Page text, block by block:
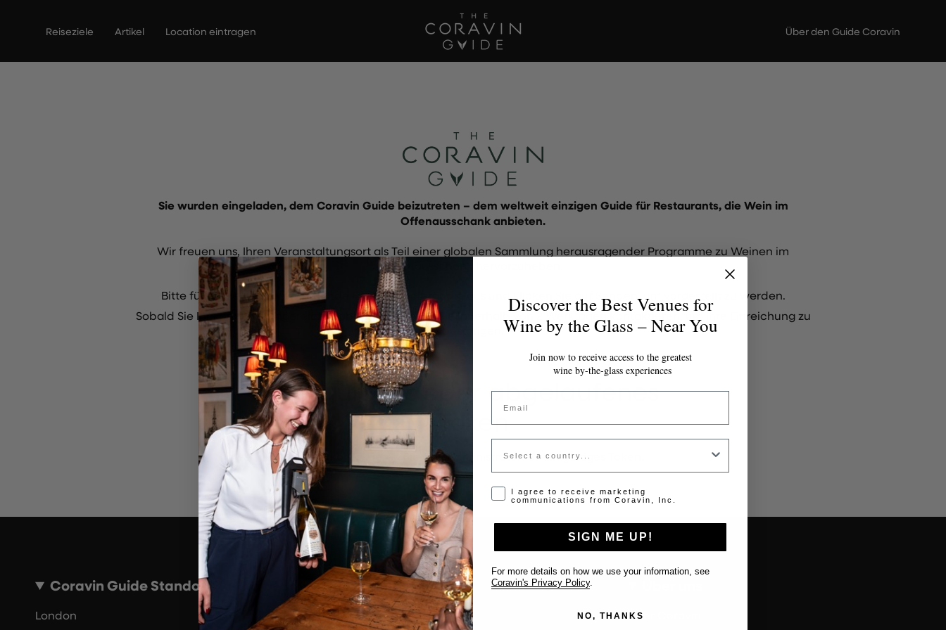
Reiseziele Artikel Location eintragen Über den Guide Coravin
Sie wurden eingeladen, dem Coravin Guide beizutreten – dem weltweit einzigen Guide für Restaurants, die Wein im
Offenausschank anbieten.
Wir freuen uns, Ihren Veranstaltungsort als Teil einer globalen Sammlung herausragender Programme zu Weinen im
Offenausschank hervorzuheben.
Bitte füllen Sie das untenstehende Formular vollständig aus und klicken Sie auf Senden, um vorgestellt zu werden.
Sobald Sie Ihr Formular eingereicht haben, werden wir Sie innerhalb von 2 Werktagen kontaktieren, um Ihre Einreichung zu
Ungültiges oder abgelaufenes
Token
Bitte kontaktieren Sie den Administrator für ein gültiges Token.
Coravin Guide Standorte
London
Support
Kontakt
Über Coravin
Discover the Best Venues for
Wine by the Glass – Near You
Join now to receive access to the greatest
wine by-the-glass experiences
Email
Country
Opt-in disclaimer
I agree to receive marketing
communications from Coravin, Inc.
SIGN ME UP!
For more details on how we use your information, see
Coravin's Privacy Policy.
NO, THANKS